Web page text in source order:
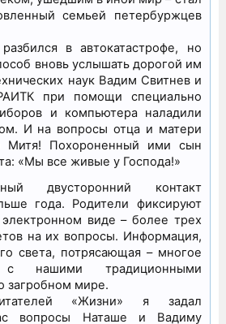
семьей петербуржцев
в автокатастрофе, но
вновь услышать дорогой им
наук Вадим Свитнев и
при помощи специально
и компьютера наладили
И на вопросы отца и матери
Митя! Похороненный ими сын
«Мы все живые у Господа!»
двусторонний контакт
года. Родители фиксируют
виде – более трех
на их вопросы. Информация,
света, потрясающая – многое
нашими традиционными
загробном мире.
«Жизни» я задал
вопросы Наташе и Вадиму